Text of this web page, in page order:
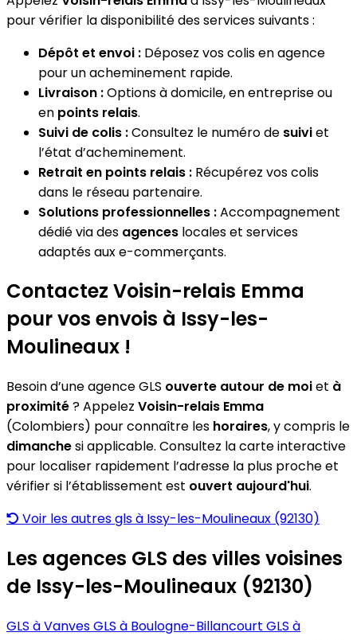
pour vérifier la disponibilité des services suivants :
Dépôt et envoi : Déposez vos colis en agence
pour un acheminement rapide.
Livraison :Options à domicile, en entreprise ou
en points relais.
Suivi de colis :Consultez le numéro de suiviet
l’état d’acheminement.
Retrait en points relais : Récupérez vos colis
dans le réseau partenaire.
Solutions professionnelles :Accompagnement
dédié via des agences locales et services
adaptés aux e-commerçants.
Contactez Voisin-relais Emma
pour vos envois à Issy-les-
Moulineaux !
Besoin d’une agence GLS ouverte autour de moiet à
proximité? Appelez Voisin-relais Emma
(Colombiers) pour connaître les horaires, y compris le
dimanchesi applicable. Consultez la carte interactive
pour localiser rapidement l’adresse la plus proche et
vérifier si l’établissement est ouvert aujourd'hui.
Voir les autres gls à Issy-les-Moulineaux (92130)
Les agences GLS des villes voisines
de Issy-les-Moulineaux (92130)
GLS à VanvesGLS à Boulogne-Billancourt GLS à